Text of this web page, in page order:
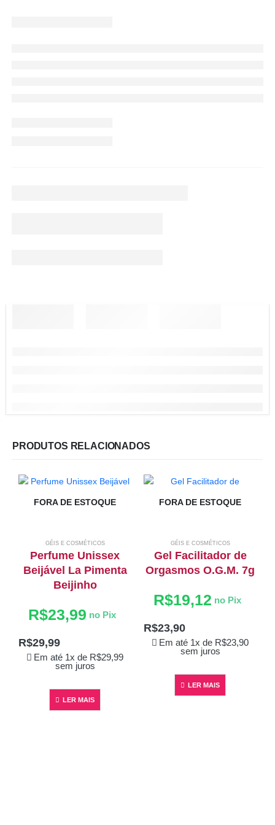
PRODUTOS RELACIONADOS
FORA DE ESTOQUE
GÉIS E COSMÉTICOS
Perfume Unissex
Beijável La Pimenta
Beijinho
R$29,99
Em até 1x de R$29,99
sem juros
R$23,99 no Pix
LER MAIS
FORA DE ESTOQUE
GÉIS E COSMÉTICOS
Gel Facilitador de
Orgasmos O.G.M. 7g
R$23,90
Em até 1x de R$23,90
sem juros
R$19,12 no Pix
LER MAIS